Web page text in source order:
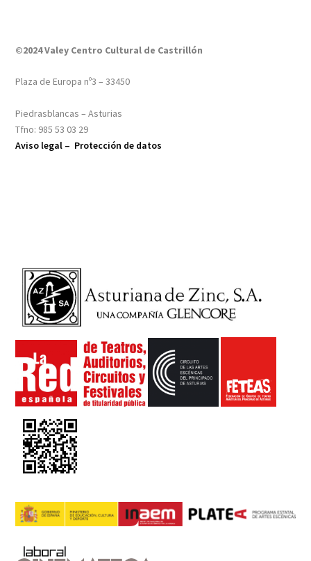
©2024 Valey Centro Cultural de Castrillón
Plaza de Europa nº3 – 33450
Piedrasblancas – Asturias
Tfno: 985 53 03 29
Aviso legal – Protección de datos